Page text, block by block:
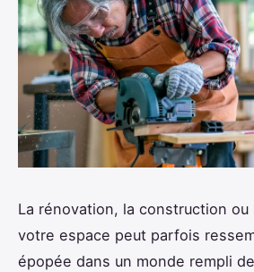
La rénovation, la construction
votre espace peut parfois
épopée dans un monde rempli